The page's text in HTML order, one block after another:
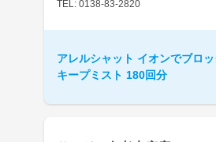
TEL: 0138-83-2820
アレルシャット イオンでブロ
キープミスト 180回分